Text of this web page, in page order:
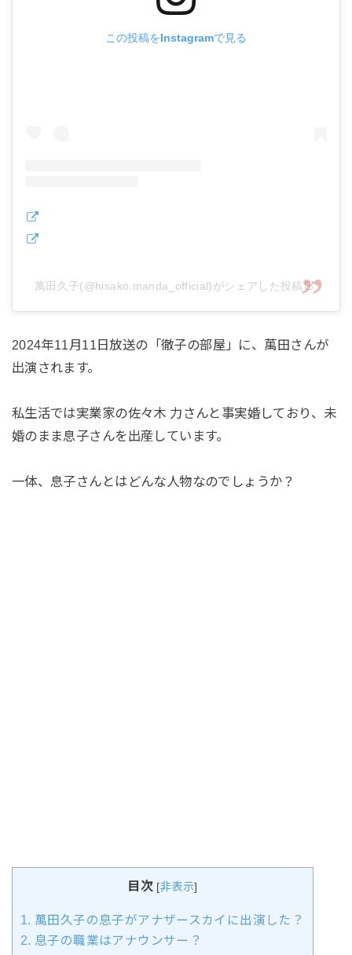
この投稿をInstagramで見る
萬田久子(@hisako.manda_official)がシェアした投稿
2024年11月11日放送の「徹子の部屋」に、萬田さんが
出演されます。
私生活では実業家の佐々木 力さんと事実婚しており、未
婚のまま息子さんを出産しています。
一体、息子さんとはどんな人物なのでしょうか？
目次 [非表示]
1. 萬田久子の息子がアナザースカイに出演した？
2. 息子の職業はアナウンサー？